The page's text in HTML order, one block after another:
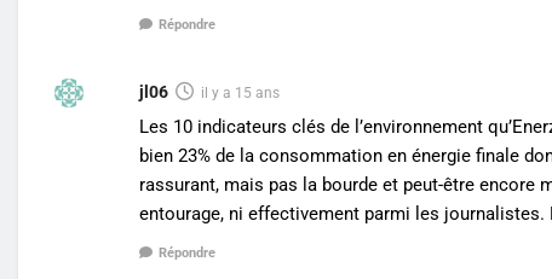
Répondre
jl06 il y a 15 ans
Les 10 indicateurs clés de l’environnement
bien 23% de la consommation en énergie finale
rassurant, mais pas la bourde et peut-être encore
entourage, ni effectivement parmi les
Répondre